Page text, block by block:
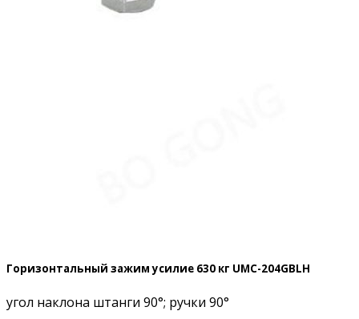
Горизонтальный зажим усилие 630 кг UMC-204GBLH
угол наклона штанги 90°; ручки 90°